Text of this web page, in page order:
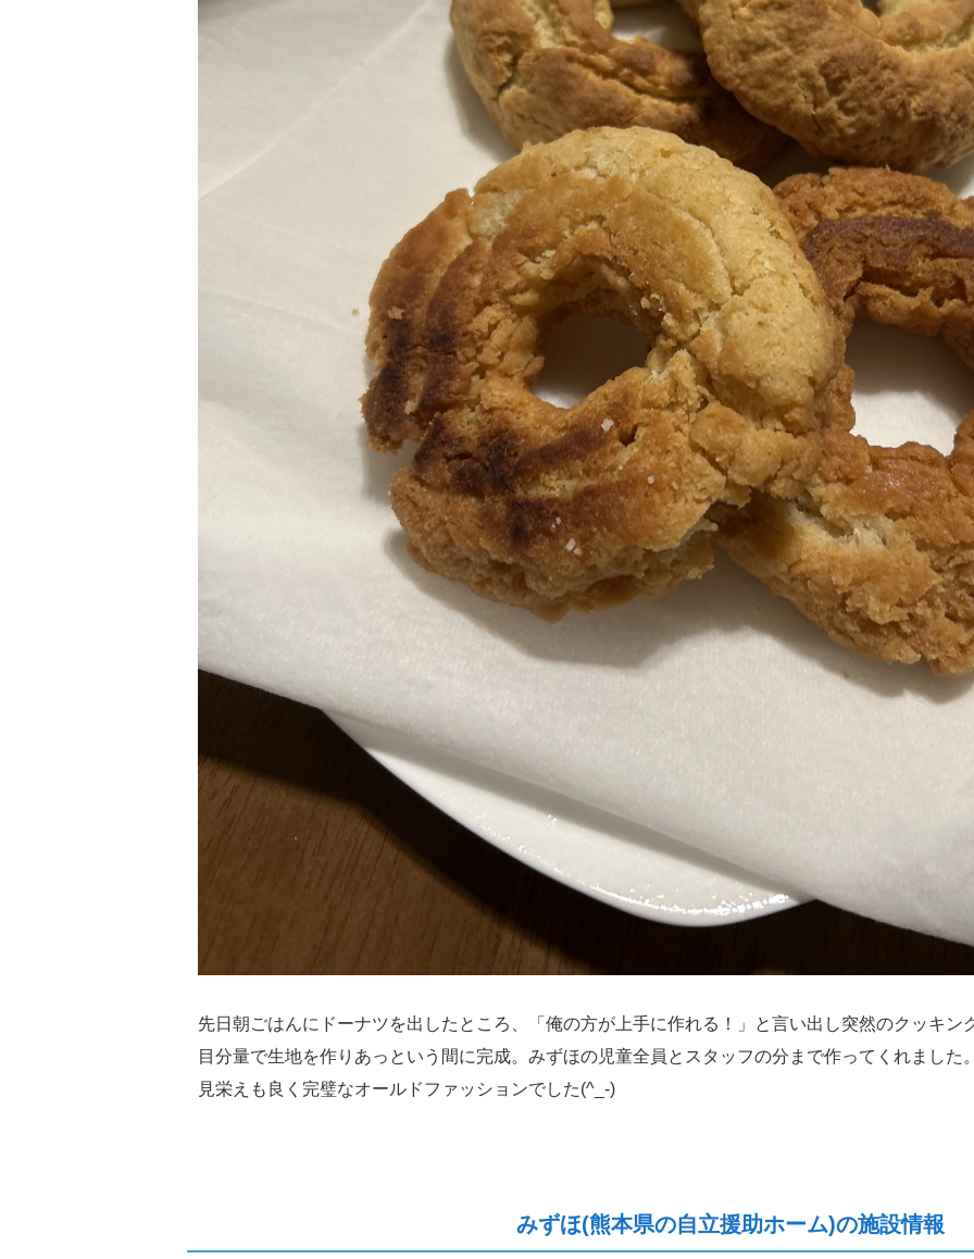
先日朝ごはんにドーナツを出したところ、「俺の方が上手に作れる！」と言い出し突然のクッキン
目分量で生地を作りあっという間に完成。みずほの児童全員とスタッフの分まで作ってくれました。
見栄えも良く完璧なオールドファッションでした(^_-)
みずほ(熊本県の自立援助ホーム)の施設情報